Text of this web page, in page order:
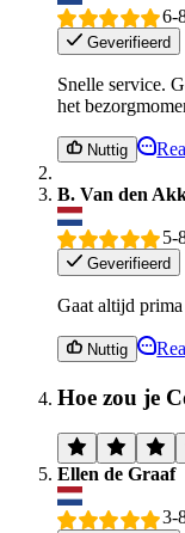
6-
Geverifieerd
Snelle service.
het
Nuttig
B. Van den
5-
Geverifieerd
Gaat altijd prima
Nuttig
Hoe zou je
Ellen de Graaf
3-